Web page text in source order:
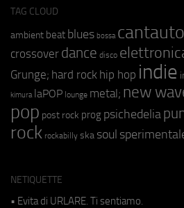
TAG CLOUD
ambient beat blues bossa
crossover dance disco
Grunge; hard rock hip hop indie
kimura laPOP lounge metal; new
pop post rock prog psichedelia
rock rockabilly ska soul
NETIQUETTE
• Evita di URLARE. Ti sentiamo.